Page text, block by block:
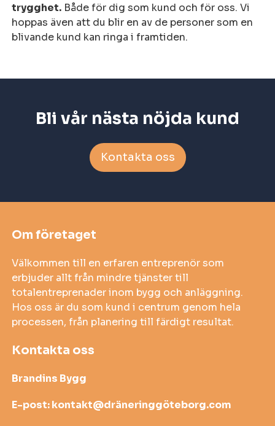
trygghet. Både för dig som kund och för oss. Vi
hoppas även att du blir en av de personer som en
blivande kund kan ringa i framtiden.
Bli vår nästa nöjda kund
Kontakta oss
Om företaget
Välkommen till en erfaren entreprenör som
erbjuder allt från mindre tjänster till
totalentreprenader inom bygg och anläggning.
Hos oss är du som kund i centrum genom hela
processen, från planering till färdigt resultat.
Kontakta oss
Brandins Bygg
E-post:kontakt@dräneringgöteborg.com